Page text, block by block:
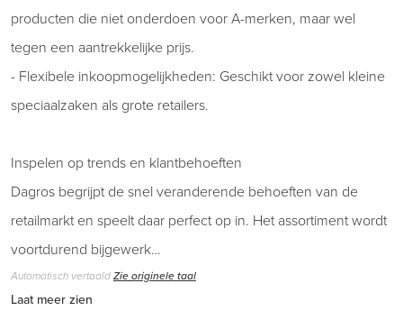
producten die niet onderdoen voor A-merken, maar wel
tegen een aantrekkelijke prijs.
- Flexibele inkoopmogelijkheden: Geschikt voor zowel kleine
speciaalzaken als grote retailers.
Inspelen op trends en klantbehoeften
Dagros begrijpt de snel veranderende behoeften van de
retailmarkt en speelt daar perfect op in. Het assortiment wordt
voortdurend bijgewerk…
Automatisch vertaaldZie originele taal
Laat meer zien